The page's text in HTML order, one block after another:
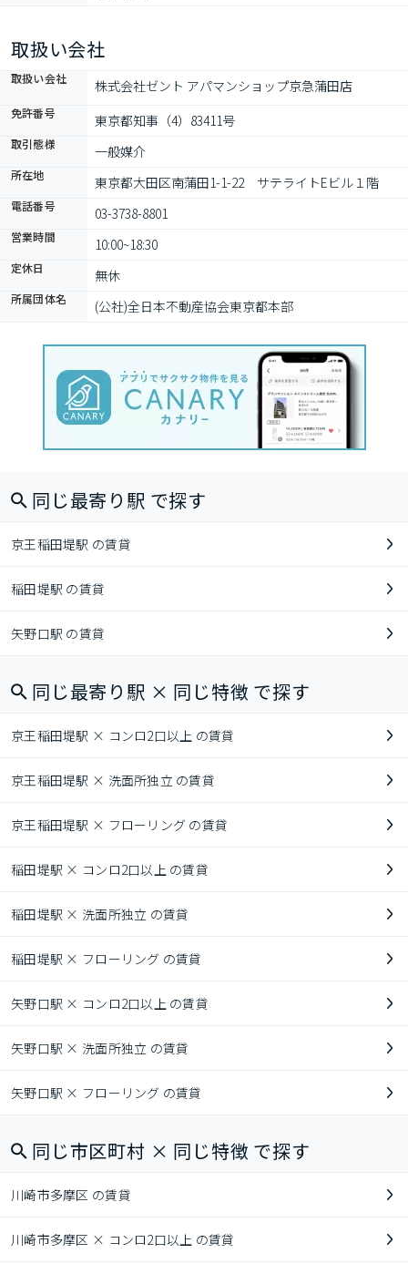
取扱い会社
取扱い会社 株式会社ゼント アパマンショップ京急蒲田店
免許番号 東京都知事（4）83411号
取引態様 一般媒介
所在地 東京都大田区南蒲田1-1-22　サテライトEビル１階
電話番号 03-3738-8801
営業時間 10:00~18:30
定休日 無休
所属団体名 (公社)全日本不動産協会東京都本部
同じ最寄り駅 で探す
京王稲田堤駅 の賃貸
稲田堤駅 の賃貸
矢野口駅 の賃貸
同じ最寄り駅 × 同じ特徴 で探す
京王稲田堤駅 × コンロ2口以上 の賃貸
京王稲田堤駅 × 洗面所独立 の賃貸
京王稲田堤駅 × フローリング の賃貸
稲田堤駅 × コンロ2口以上 の賃貸
稲田堤駅 × 洗面所独立 の賃貸
稲田堤駅 × フローリング の賃貸
矢野口駅 × コンロ2口以上 の賃貸
矢野口駅 × 洗面所独立 の賃貸
矢野口駅 × フローリング の賃貸
同じ市区町村 × 同じ特徴 で探す
川崎市多摩区 の賃貸
川崎市多摩区 × コンロ2口以上 の賃貸